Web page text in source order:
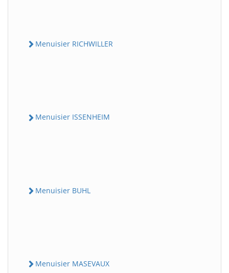
Menuisier RICHWILLER
Menuisier ISSENHEIM
Menuisier BUHL
Menuisier MASEVAUX